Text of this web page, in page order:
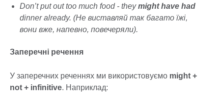
Don’t put out too much food - theymight have had
dinner already. (Не виставляй так багато їжі,
вони вже, напевно, повечеряли).
Заперечні речення
У заперечних реченнях ми використовуємо might +
not + infinitive. Наприклад: